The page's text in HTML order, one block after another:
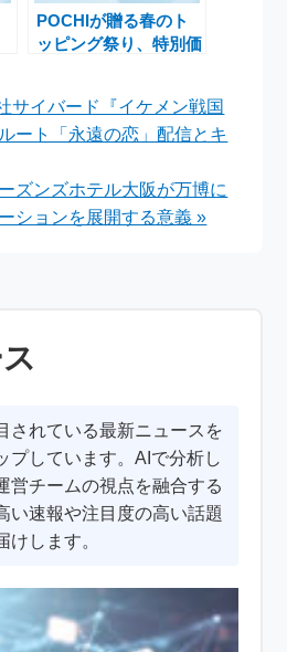
POCHIが贈る春のト
ッピング祭り、特別価
サイバード『イケメン戦国
ート「永遠の恋」配信とキ
ズンズホテル大阪が万博に
ションを展開する意義 »
されている最新ニュースを
プしています。AIで分析し
営チームの視点を融合する
い速報や注目度の高い話題
けします。